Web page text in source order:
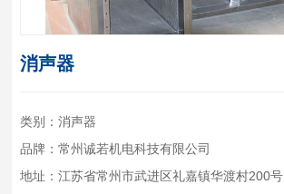
消声器
类别：消声器
品牌：常州诚若机电科技有限公司
地址：江苏省常州市武进区礼嘉镇华渡村200号